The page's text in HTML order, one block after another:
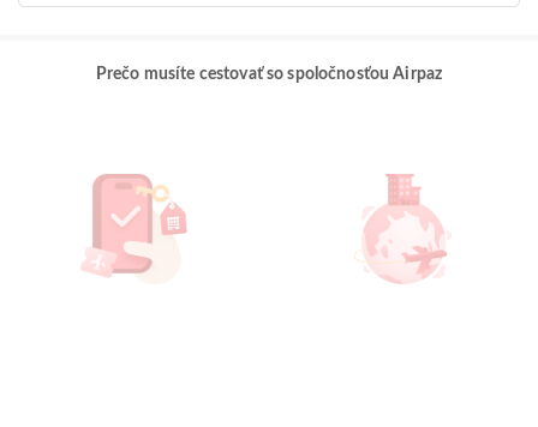
Prečo musíte cestovať so spoločnosťou Airpaz